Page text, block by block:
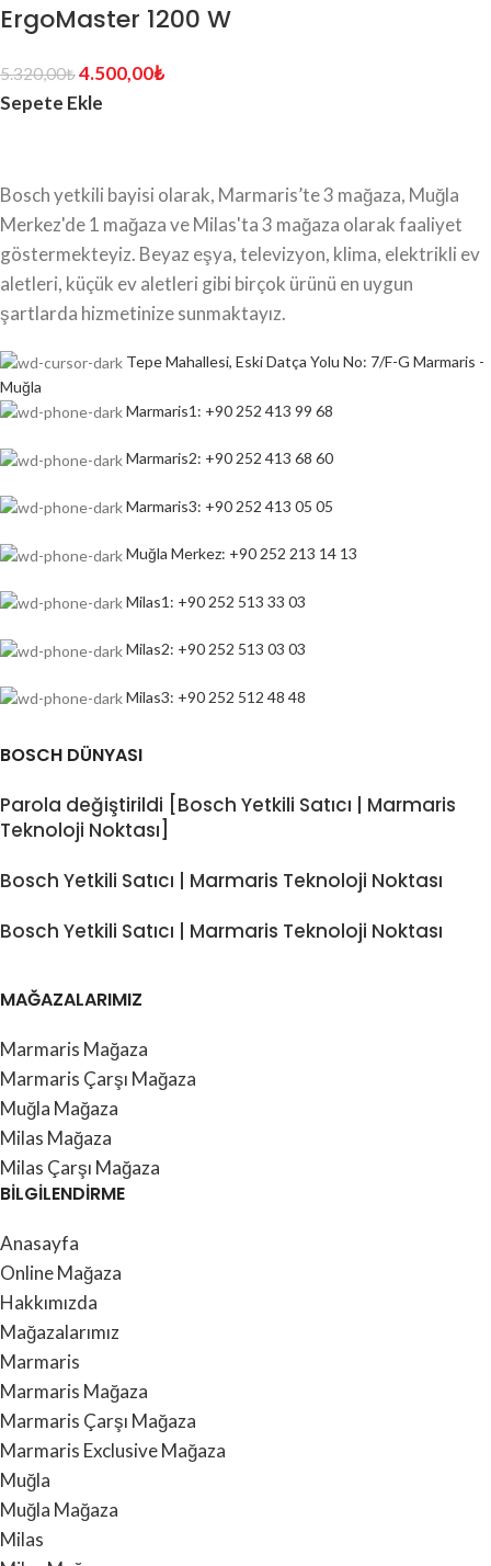
ErgoMaster 1200 W
5.320,00₺4.500,00₺
Sepete Ekle
Bosch yetkili bayisi olarak, Marmaris’te 3 mağaza, Muğla
Merkez'de 1 mağaza ve Milas'ta 3 mağaza olarak faaliyet
göstermekteyiz. Beyaz eşya, televizyon, klima, elektrikli ev
aletleri, küçük ev aletleri gibi birçok ürünü en uygun
şartlarda hizmetinize sunmaktayız.
Tepe Mahallesi, Eski Datça Yolu No: 7/F-G Marmaris -
Muğla
Marmaris1: +90 252 413 99 68
Marmaris2: +90 252 413 68 60
Marmaris3: +90 252 413 05 05
Muğla Merkez: +90 252 213 14 13
Milas1: +90 252 513 33 03
Milas2: +90 252 513 03 03
Milas3: +90 252 512 48 48
BOSCH DÜNYASI
Parola değiştirildi [Bosch Yetkili Satıcı | Marmaris
Teknoloji Noktası]
Bosch Yetkili Satıcı | Marmaris Teknoloji Noktası
Bosch Yetkili Satıcı | Marmaris Teknoloji Noktası
MAĞAZALARIMIZ
Marmaris Mağaza
Marmaris Çarşı Mağaza
Muğla Mağaza
Milas Mağaza
Milas Çarşı Mağaza
BİLGİLENDİRME
Anasayfa
Online Mağaza
Hakkımızda
Mağazalarımız
Marmaris
Marmaris Mağaza
Marmaris Çarşı Mağaza
Marmaris Exclusive Mağaza
Muğla
Muğla Mağaza
Milas